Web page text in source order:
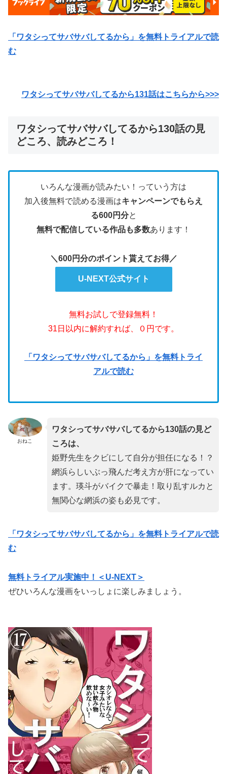
「ワタシってサバサバしてるから」を無料トライアルで読
む
ワタシってサバサバしてるから131話はこちらから>>>
ワタシってサバサバしてるから130話の見
どころ、読みどころ！
いろんな漫画が読みたい！っていう方は
加入後無料で読める漫画はキャンペーンでもらえ
る600円分と
無料で配信している作品も多数あります！
＼600円分のポイント貰えてお得／
U-NEXT公式サイト
無料お試しで登録無料！
31日以内に解約すれば、０円です。
「ワタシってサバサバしてるから」を無料トライ
アルで読む
おねこ
ワタシってサバサバしてるから130話の見ど
ころは、
姫野先生をクビにして自分が担任になる！？
網浜らしいぶっ飛んだ考え方が肝になってい
ます。瑛斗がバイクで暴走！取り乱すルカと
無関心な網浜の姿も必見です。
「ワタシってサバサバしてるから」を無料トライアルで読
む
無料トライアル実施中！＜U-NEXT＞
ぜひいろんな漫画をいっしょに楽しみましょう。